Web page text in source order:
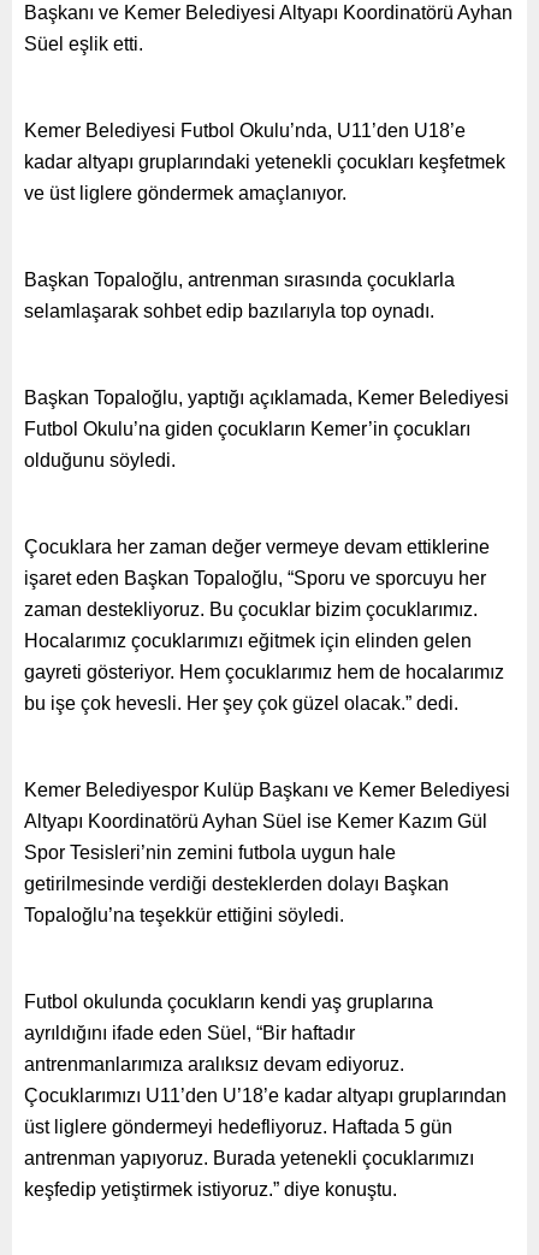
Başkanı ve Kemer Belediyesi Altyapı Koordinatörü Ayhan
Süel eşlik etti.
Kemer Belediyesi Futbol Okulu’nda, U11’den U18’e
kadar altyapı gruplarındaki yetenekli çocukları keşfetmek
ve üst liglere göndermek amaçlanıyor.
Başkan Topaloğlu, antrenman sırasında çocuklarla
selamlaşarak sohbet edip bazılarıyla top oynadı.
Başkan Topaloğlu, yaptığı açıklamada, Kemer Belediyesi
Futbol Okulu’na giden çocukların Kemer’in çocukları
olduğunu söyledi.
Çocuklara her zaman değer vermeye devam ettiklerine
işaret eden Başkan Topaloğlu, “Sporu ve sporcuyu her
zaman destekliyoruz. Bu çocuklar bizim çocuklarımız.
Hocalarımız çocuklarımızı eğitmek için elinden gelen
gayreti gösteriyor. Hem çocuklarımız hem de hocalarımız
bu işe çok hevesli. Her şey çok güzel olacak.” dedi.
Kemer Belediyespor Kulüp Başkanı ve Kemer Belediyesi
Altyapı Koordinatörü Ayhan Süel ise Kemer Kazım Gül
Spor Tesisleri’nin zemini futbola uygun hale
getirilmesinde verdiği desteklerden dolayı Başkan
Topaloğlu’na teşekkür ettiğini söyledi.
Futbol okulunda çocukların kendi yaş gruplarına
ayrıldığını ifade eden Süel, “Bir haftadır
antrenmanlarımıza aralıksız devam ediyoruz.
Çocuklarımızı U11’den U’18’e kadar altyapı gruplarından
üst liglere göndermeyi hedefliyoruz. Haftada 5 gün
antrenman yapıyoruz. Burada yetenekli çocuklarımızı
keşfedip yetiştirmek istiyoruz.” diye konuştu.